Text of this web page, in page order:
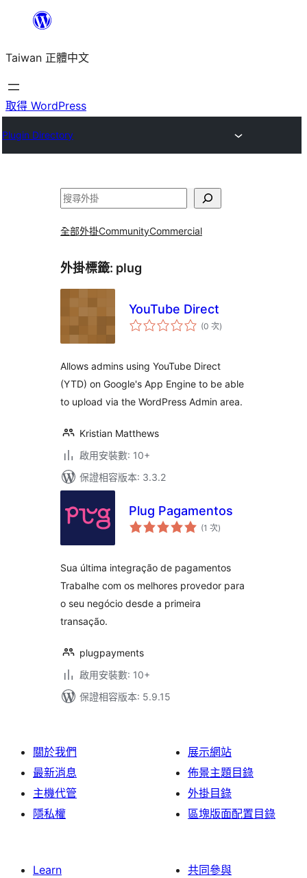
主
要
內
Taiwan 正體中文
取得 WordPress
Plugin Directory
搜
全部外掛CommunityCommercial
外掛標籤: plug
YouTube Direct
(0 次評
分)
Allows admins using YouTube Direct
(YTD) on Google's App Engine to be able
to upload via the WordPress Admin area.
Kristian Matthews
啟用安裝數: 10+
保證相容版本: 3.3.2
Plug Pagamentos
(1 次評
分)
Sua última integração de pagamentos
Trabalhe com os melhores provedor para
o seu negócio desde a primeira
transação.
plugpayments
啟用安裝數: 10+
保證相容版本: 5.9.15
關於我們
最新消息
主機代管
隱私權
展示網站
佈景主題目錄
外掛目錄
區塊版面配置目錄
Learn
共同參與